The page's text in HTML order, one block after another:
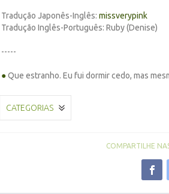
Tradução Japonês-Inglês: missverypink
Tradução Inglês-Português: Ruby (Denise)
-----
●Que estranho. Eu fui dormir cedo, mas
CATEGORIAS
COMPARTILHE